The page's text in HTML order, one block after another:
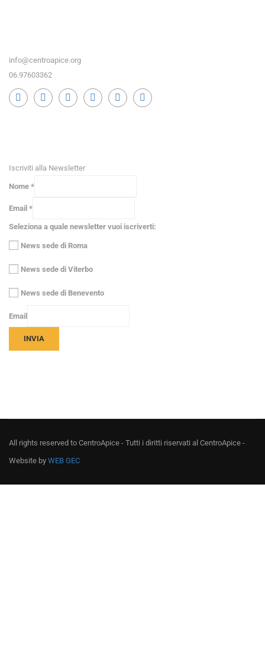
info@centroapice.org
06.97603362
Iscriviti alla Newsletter
Nome *
Email *
Seleziona a quale newsletter vuoi iscriverti:
News sede di Roma
News sede di Viterbo
News sede di Benevento
Email
INVIA
All rights reserved to CentroApice - Tutti i diritti riservati al CentroApice -
Website by WEB GEC